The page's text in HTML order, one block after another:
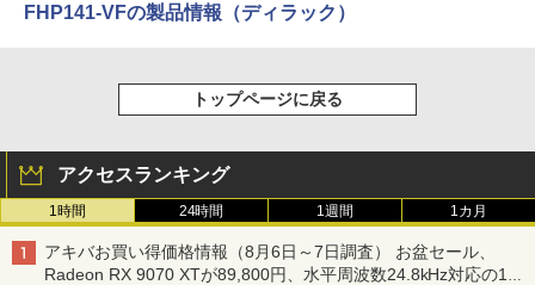
FHP141-VFの製品情報（ディラック）
トップページに戻る
アクセスランキング
1時間 24時間 1週間 1カ月
アキバお買い得価格情報（8月6日～7日調査） お盆セール、
Radeon RX 9070 XTが89,800円、水平周波数24.8kHz対応の17